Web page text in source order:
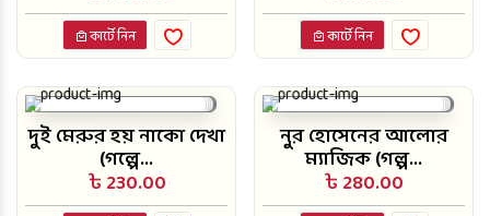
কার্টে নিন কার্টে নিন
দুই মেরুর হয় নাকো দেখা
(গল্পে...
৳ 230.00
নুর হোসেনের আলোর
ম্যাজিক (গল্প...
৳ 280.00